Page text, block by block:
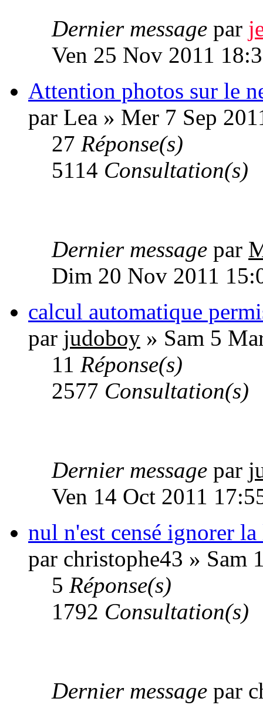
Dernier message par
Ven 25 Nov 2011
Attention photos sur le
par Lea » Mer 7 Sep
27 Réponse(s)
5114 Consultation(s)
Dernier message par
Dim 20 Nov 2011
calcul automatique
par judoboy » Sam 5
11 Réponse(s)
2577 Consultation(s)
Dernier message par
Ven 14 Oct 2011
nul n'est censé ignorer
par christophe43 » Sam
5 Réponse(s)
1792 Consultation(s)
Dernier message par